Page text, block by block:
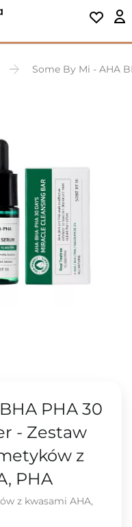
Some By Mi - AHA
PHA 30
- Zestaw
z
PHA
z kwasami AHA,